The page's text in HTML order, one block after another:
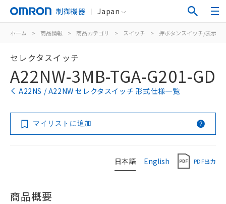
制御機器 Japan
ホーム > 商品情報 > 商品カテゴリ > スイッチ > 押ボタンスイッチ/表示灯
セレクタスイッチ
A22NW-3MB-TGA-G201-GD
A22NS / A22NW セレクタスイッチ 形式仕様一覧
マイリストに追加
日本語 English PDF出力
商品概要